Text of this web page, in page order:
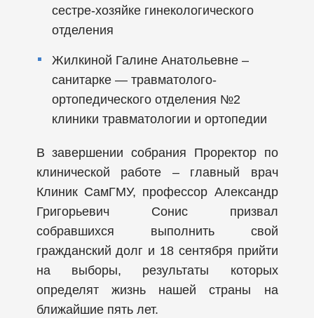
сестре-хозяйке гинекологического
отделения
Жилкиной Галине Анатольевне –
санитарке — травматолого-
ортопедического отделения №2
клиники травматологии и ортопедии
В завершении собрания Проректор по
клинической работе – главный врач
Клиник СамГМУ, профессор Александр
Григорьевич Сонис призвал
собравшихся выполнить свой
гражданский долг и 18 сентября прийти
на выборы, результаты которых
определят жизнь нашей страны на
ближайшие пять лет.